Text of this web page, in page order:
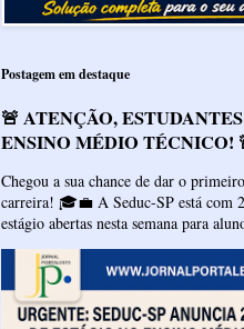
Postagem em destaque
🚨 ATENÇÃO,
ENSINO MÉDIO TÉCNICO!
Chegou a sua chance de dar o
carreira! 🎓💼 A Seduc-SP está com
estágio abertas nesta semana para